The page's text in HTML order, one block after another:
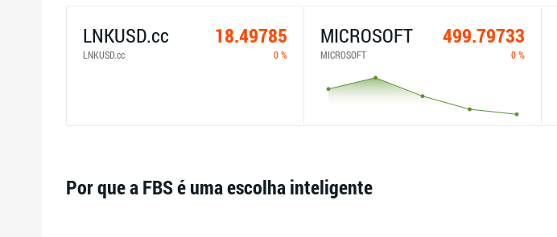
LNKUSD.cc 18.49785
LNKUSD.cc 0 %
MICROSOFT 499.79733
MICROSOFT 0 %
Por que a FBS é uma escolha inteligente